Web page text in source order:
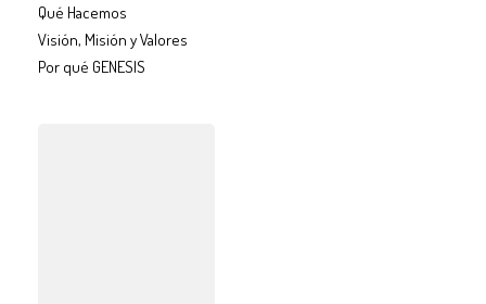
Qué Hacemos
Visión, Misión y Valores
Por qué GENESIS